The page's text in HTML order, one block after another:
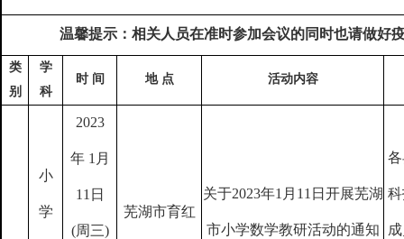
温馨提示：相关人员在准时参加会议的同时也请做好
类
别
学
科
时 间 地 点 活动内容
小
学
2023
年1 月
11 日
(周三)
芜湖市育红
关于2023年1 月 11 日开展芜湖
市小学数学教研活动的通知